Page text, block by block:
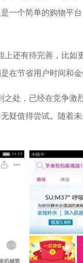
一个简单的购物平
上还有待完善，比
在节省用户时间和
之处，已经在竞争激
疑值得尝试。随着